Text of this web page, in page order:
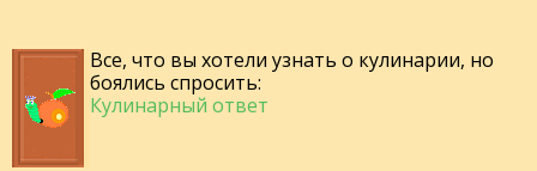
Все, что вы хотели узнать о кулинарии, но
боялись спросить:
Кулинарный ответ